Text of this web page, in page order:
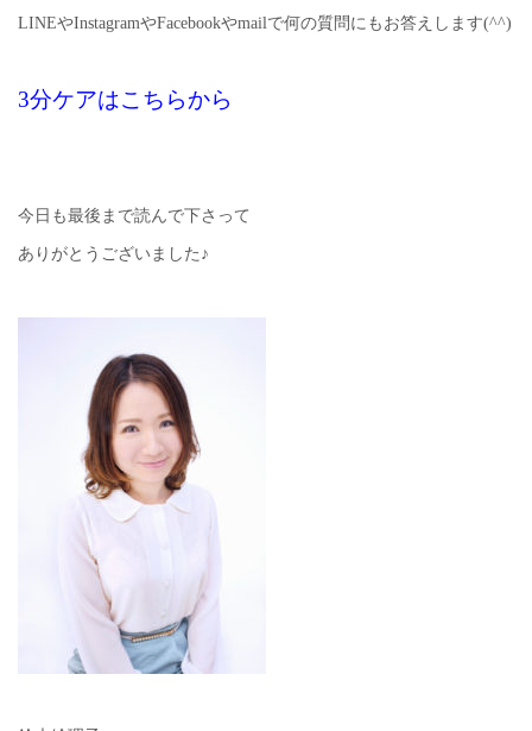
LINEやInstagramやFacebookやmailで何の質問にもお答えします(^^)
3分ケアはこちらから
今日も最後まで読んで下さって
ありがとうございました♪